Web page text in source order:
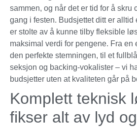
sammen, og når det er tid for å skru
gang i festen. Budsjettet ditt er alltid
er stolte av å kunne tilby fleksible
maksimal verdi for pengene. Fra en
den perfekte stemningen, til et
seksjon og backing-vokalister – vi
budsjetter uten at kvaliteten går på
Komplett teknisk
fikser alt av lyd